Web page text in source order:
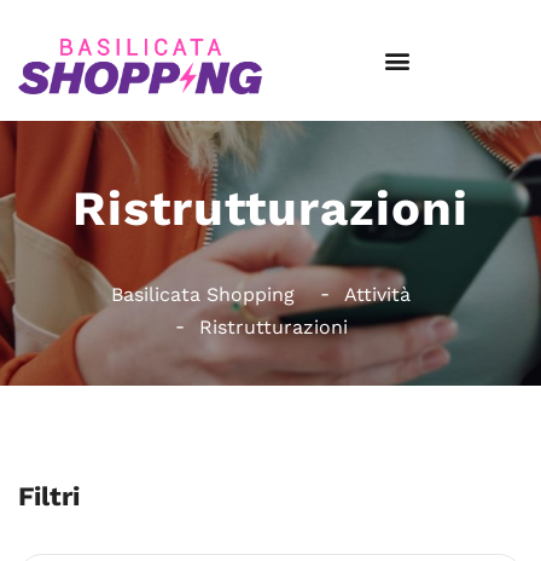
Ristrutturazioni
Basilicata Shopping
Attività
Ristrutturazioni
Filtri